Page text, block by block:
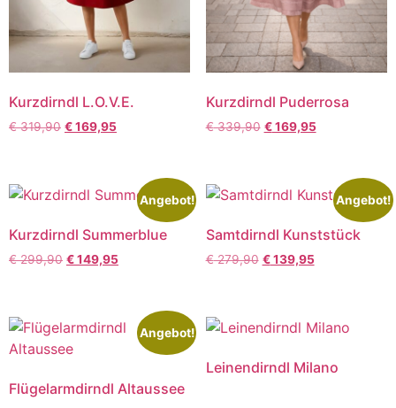
Kurzdirndl L.O.V.E.
€319,90 €169,95
Kurzdirndl Puderrosa
€339,90 €169,95
Angebot!
Kurzdirndl Summerblue
€299,90 €149,95
Angebot!
Samtdirndl Kunststück
€279,90 €139,95
Angebot!
Flügelarmdirndl Altaussee
Leinendirndl Milano